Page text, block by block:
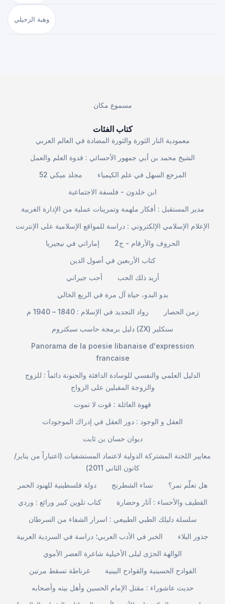
وهبة الزحيلي
مسموع مكان
كتاب الفئات
معمودية النار الثورة والثورة المضادة في العالم العربي
الشيخ محمد بن أبي جمهور الأحسائي : قدوة العلم والعمل
مجلد ميكي 52
المرجع السهل في علم الكيمياء
ابن خلدون - فلسفة الاجتماعية
مدير المستقبل : أفكار ملهمة وتمرينات عملية من الإدارة الغربية
الإعلام الإسلامي الإلكتروني : دراسة للمواقع الإسلامية على الإنترنت
إماراتي في نيجيريا
الحروف والأرقام - ج2
كتاب الأربعين في أصول الدين
أحب جيراني
أريد ذلك الحب
بدو البدو، حياة آل مرة في الربع الخالي
رواد التجديد في الإسلام : 1840 – 1940 م
زمن الحصار
دليل برمجة حاسب سبكتروم (ZX) سنكلير
Panorama de la poesie libanaise d'expression
francaise
الدليل العلمي والنفسي للوسادة الدافئة والحنونة دائماً : للزوج
والزوجة المقبلين على الزواج
قهوة العائلة : قوت لا تموت
العقل و الوجود : دور العقل في إدراك الموجودات
ديوان حسان بن ثابت
معايير اللجنة المشتركة الدولية لاعتماد المستشفيات (اعتباراً من يناير/
كانون الثاني 2011)
دولة فلسطينية للهنود الحمر
نساء الشطرنج
هل تعلّم نمر؟
كتاب تلوين كبير ورائع : وردي
القطيف والأحساء : آثار وحضارة
سلسلة دليلك الطبي الطبيعي : اسرار الشفاء من السرطان
الخبر في الأدب العربي؛ دراسة في السردية العربية
جذور البلاء
الوالهة الحرَى ليلى الأخيلية شاعرة العصر الأموي
غرناطة تسقط مرتين
الفوادح الحسينية والقوادح البينية
حديث عاشوراء : مقتل الإمام الحسين وأهل بيته وأصحابه